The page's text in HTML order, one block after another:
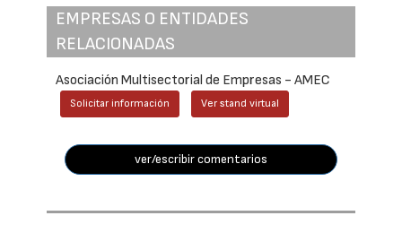
EMPRESAS O ENTIDADES
RELACIONADAS
Asociación Multisectorial de Empresas - AMEC
Solicitar información Ver stand virtual
ver/escribir comentarios